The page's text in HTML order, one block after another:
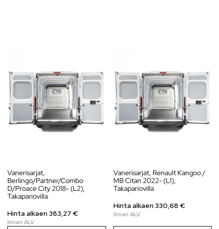
Vanerisarjat,
Berlingo/Partner/Combo
D/Proace City 2018- (L2),
Takapariovilla
Hinta alkaen383,27 €
Vanerisarjat, Renault Kangoo /
MB Citan 2022- (L1),
Takapariovilla
Hinta alkaen330,68 €